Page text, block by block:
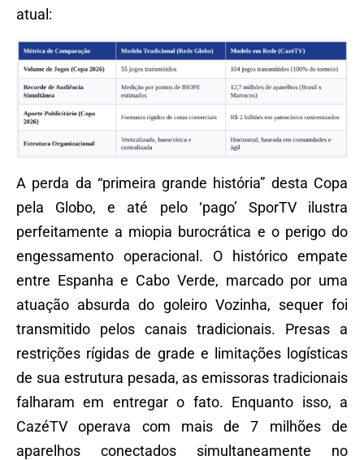
atual:
A perda da “primeira grande história” desta Copa
pela Globo, e até pelo ‘pago’ SporTV ilustra
perfeitamente a miopia burocrática e o perigo do
engessamento operacional. O histórico empate
entre Espanha e Cabo Verde, marcado por uma
atuação absurda do goleiro Vozinha, sequer foi
transmitido pelos canais tradicionais. Presas a
restrições rígidas de grade e limitações logísticas
de sua estrutura pesada, as emissoras tradicionais
falharam em entregar o fato. Enquanto isso, a
CazéTV operava com mais de 7 milhões de
aparelhos conectados simultaneamente no